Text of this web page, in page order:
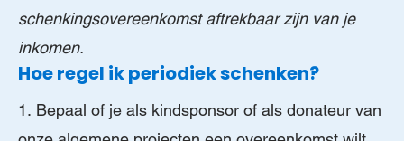
schenkingsovereenkomst aftrekbaar zijn van je
inkomen.
Hoe regel ik periodiek schenken?
1. Bepaal of je als kindsponsor of als donateur van